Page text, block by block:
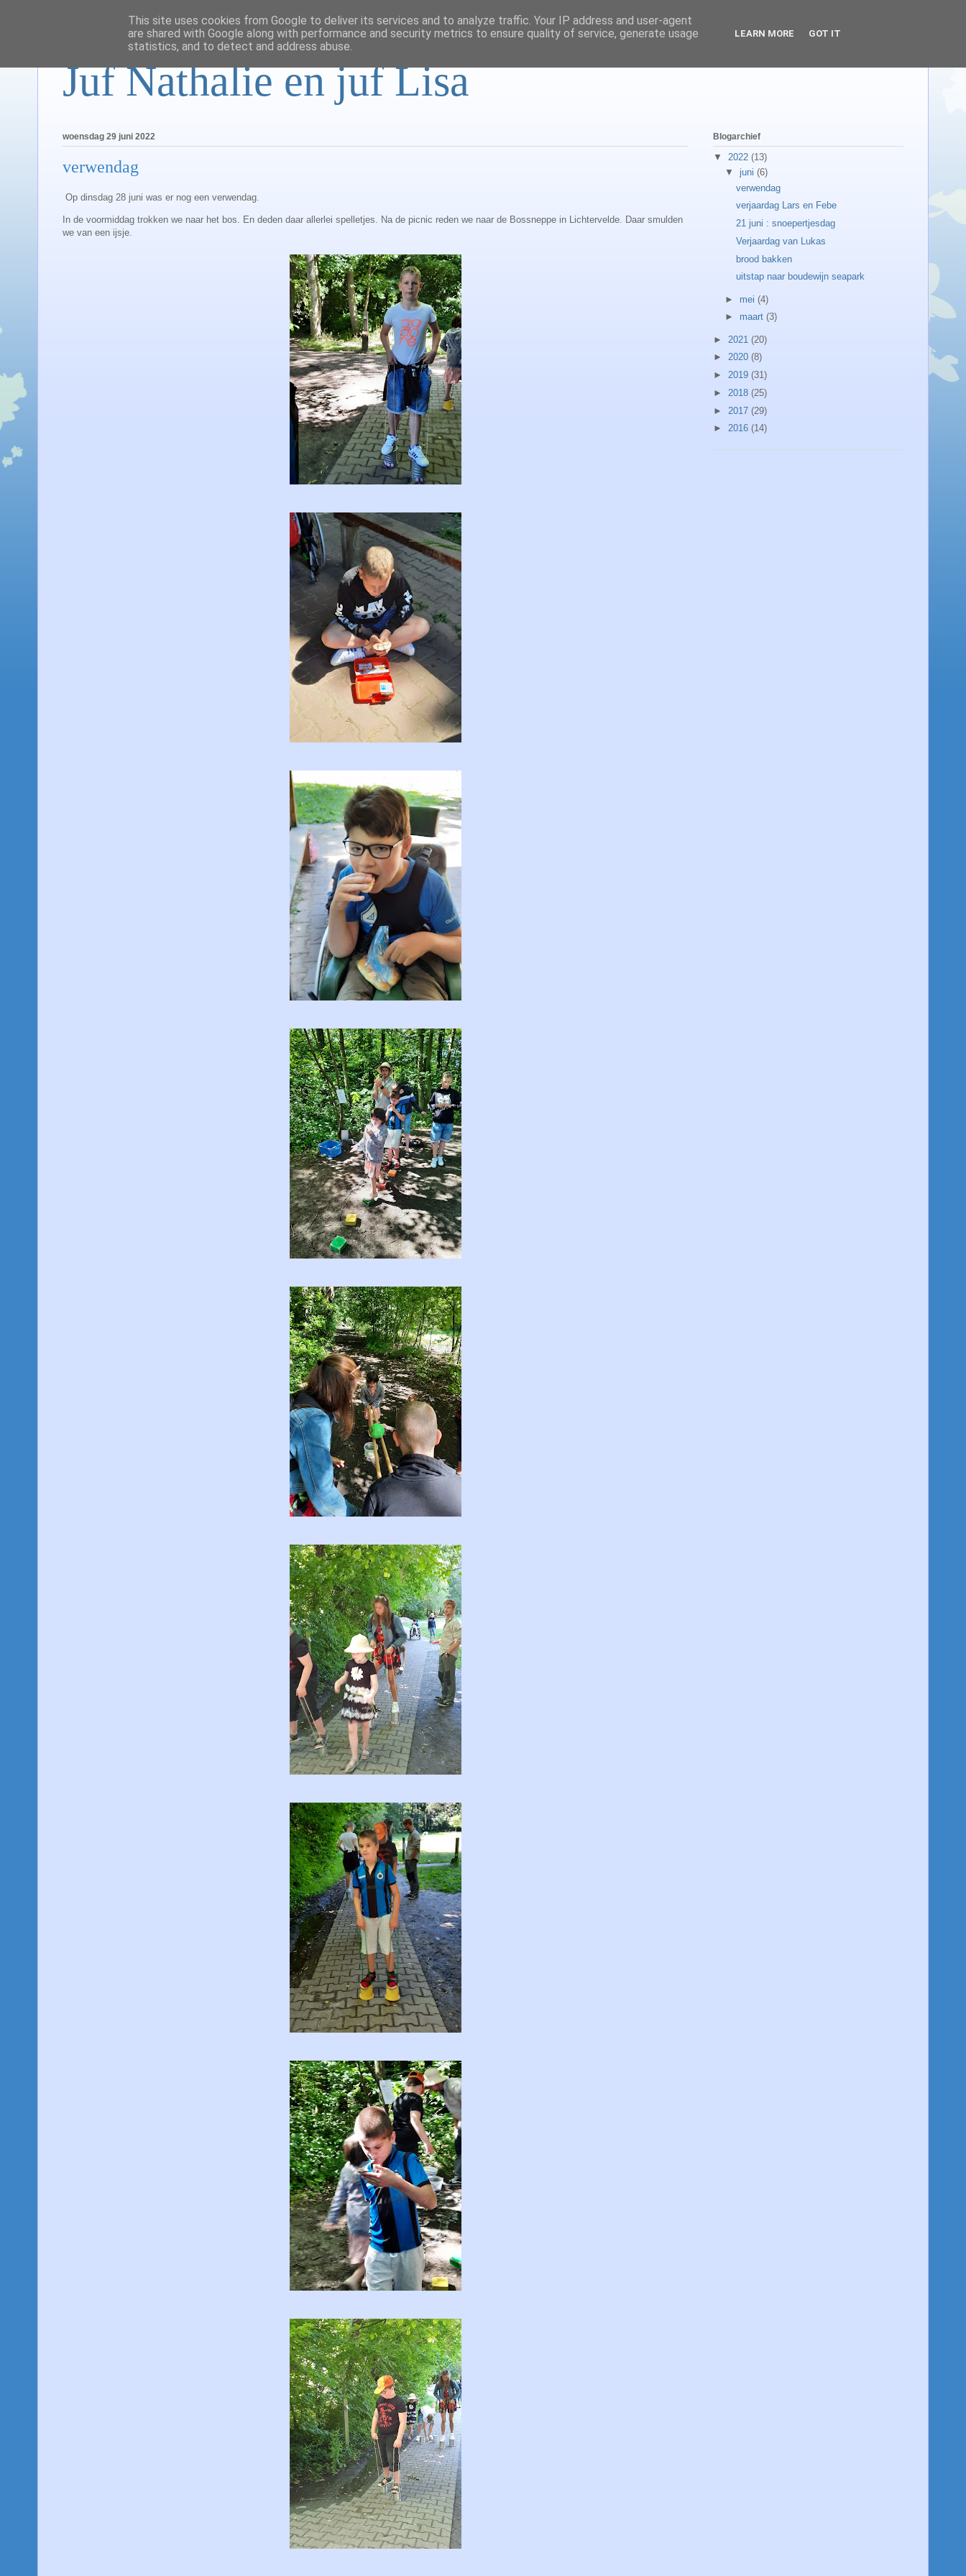
Juf Nathalie en juf Lisa
woensdag 29 juni 2022
verwendag
Op dinsdag 28 juni was er nog een verwendag.
In de voormiddag trokken we naar het bos. En deden daar allerlei spelletjes. Na de picnic reden we naar de Bossneppe in Lichtervelde. Daar smulden
we van een ijsje.
Blogarchief
▼ 2022 (13)
▼ juni (6)
verwendag
verjaardag Lars en Febe
21 juni : snoepertjesdag
Verjaardag van Lukas
brood bakken
uitstap naar boudewijn seapark
► mei (4)
► maart (3)
► 2021 (20)
► 2020 (8)
► 2019 (31)
► 2018 (25)
► 2017 (29)
► 2016 (14)
This site uses cookies from Google to deliver its services and to analyze traffic. Your IP address and user-agent
are shared with Google along with performance and security metrics to ensure quality of service, generate usage
statistics, and to detect and address abuse.
LEARN MORE GOT IT